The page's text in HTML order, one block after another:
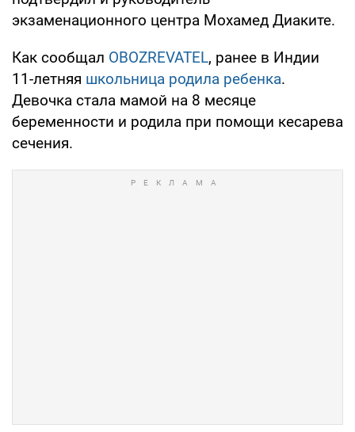
экзаменационного центра Мохамед Диаките.
Как сообщал OBOZREVATEL, ранее в Индии
11-летняя школьница родила ребенка.
Девочка стала мамой на 8 месяце
беременности и родила при помощи кесарева
сечения.